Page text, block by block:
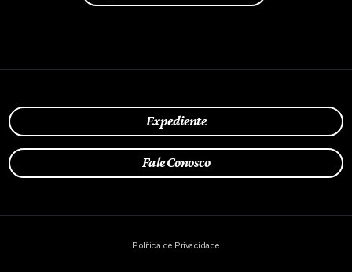
Expediente
Fale Conosco
Política de Privacidade